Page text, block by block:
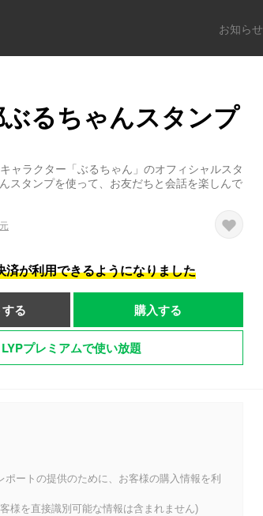
お知らせ
るちゃんスタンプ
ャラクター「ぶるちゃん」のオフィシャルスタ
スタンプを使って、お友だちと会話を楽しんで
済が利用できるようになりました
る 購入する
LYPプレミアムで使い放題
ートの提供のために、お客様の購入情報を利
様を直接識別可能な情報は含まれません)